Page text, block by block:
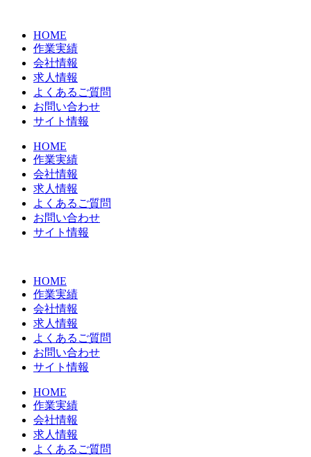
HOME
作業実績
会社情報
求人情報
よくあるご質問
お問い合わせ
サイト情報
HOME
作業実績
会社情報
求人情報
よくあるご質問
お問い合わせ
サイト情報
HOME
作業実績
会社情報
求人情報
よくあるご質問
お問い合わせ
サイト情報
HOME
作業実績
会社情報
求人情報
よくあるご質問